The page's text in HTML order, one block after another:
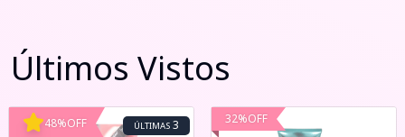
Últimos Vistos
48%OFF ÚLTIMAS 3 32%OFF